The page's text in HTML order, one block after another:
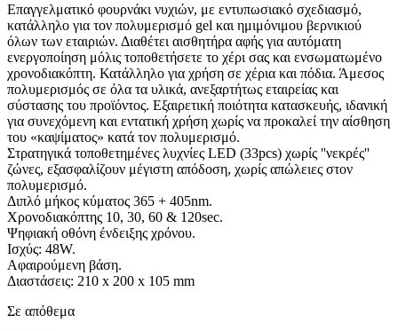
was:
€24.00.
τιμή
είναι:
€21.60.
Επαγγελματικό φουρνάκι νυχιών, με εντυπωσιακό σχεδιασμό,
κατάλληλο για τον πολυμερισμό gel και ημιμόνιμου βερνικιού
όλων των εταιριών. Διαθέτει αισθητήρα αφής για αυτόματη
ενεργοποίηση μόλις τοποθετήσετε το χέρι σας και ενσωματωμένο
χρονοδιακόπτη. Κατάλληλο για χρήση σε χέρια και πόδια. Άμεσος
πολυμερισμός σε όλα τα υλικά, ανεξαρτήτως εταιρείας και
σύστασης του προϊόντος. Εξαιρετική ποιότητα κατασκευής, ιδανική
για συνεχόμενη και εντατική χρήση χωρίς να προκαλεί την αίσθηση
του «καψίματος» κατά τον πολυμερισμό.
Στρατηγικά τοποθετημένες λυχνίες LED (33pcs) χωρίς ''νεκρές''
ζώνες, εξασφαλίζουν μέγιστη απόδοση, χωρίς απώλειες στον
πολυμερισμό.
Διπλό μήκος κύματος 365 + 405nm.
Χρονοδιακόπτης 10, 30, 60 & 120sec.
Ψηφιακή οθόνη ένδειξης χρόνου.
Ισχύς: 48W.
Αφαιρούμενη βάση.
Διαστάσεις: 210 x 200 x 105 mm
Σε απόθεμα